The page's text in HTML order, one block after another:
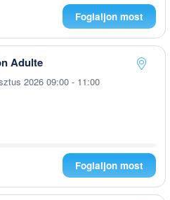
Foglaljon most
Adulte
2026 09:00 - 11:00
Foglaljon most